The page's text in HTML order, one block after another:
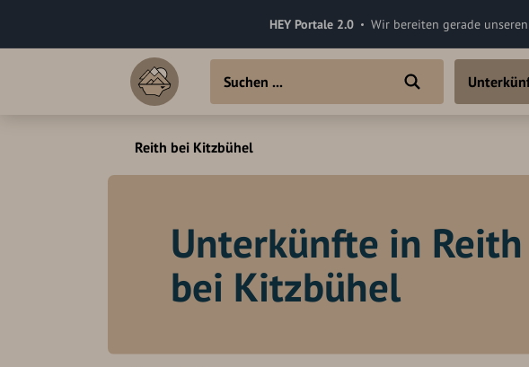
HEY Portale 2.0 Wir bereiten gerade unseren
Reith bei Kitzbühel
Unterkünfte in Reith
bei Kitzbühel